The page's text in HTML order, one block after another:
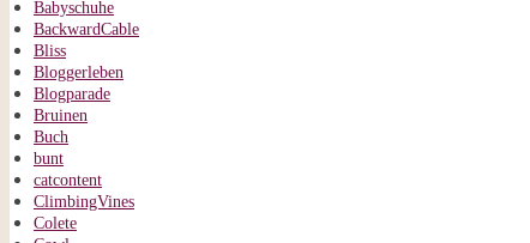
Babyschuhe
BackwardCable
Bliss
Bloggerleben
Blogparade
Bruinen
Buch
bunt
catcontent
ClimbingVines
Colete